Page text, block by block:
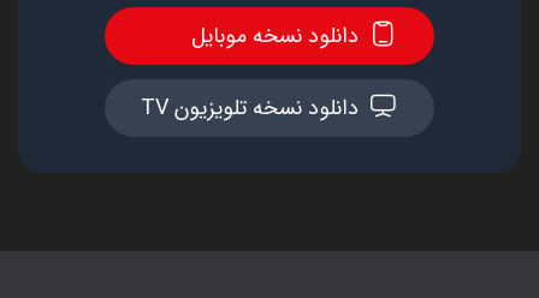
دانلود نسخه موبایل
دانلود نسخه تلویزیون TV